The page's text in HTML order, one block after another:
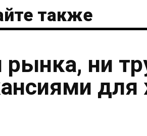
также
рынка, ни
для